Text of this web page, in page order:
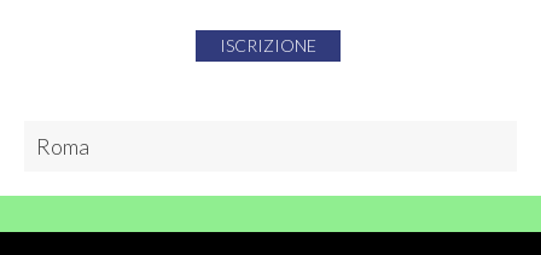
ISCRIZIONE
Roma